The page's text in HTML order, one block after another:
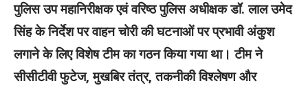
पुलिस उप महानिरीक्षक एवं वरिष्ठ पुलिस अधीक्षक डॉ. लाल उमेद
सिंह के निर्देश पर वाहन चोरी की घटनाओं पर प्रभावी अंकुश
लगाने के लिए विशेष टीम का गठन किया गया था। टीम ने
सीसीटीवी फुटेज, मुखबिर तंत्र, तकनीकी विश्लेषण और